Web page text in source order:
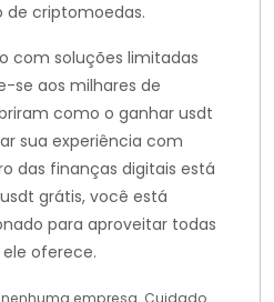
criptomoedas.
com soluções limitadas
se aos milhares de
como o ganhar usdt
sua experiência com
das finanças digitais está
grátis, você está
para aproveitar todas
oferece.
empresa. Cuidado